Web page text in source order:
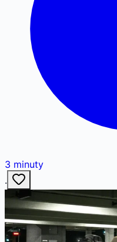
3 minuty
·